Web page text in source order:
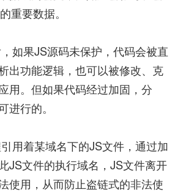
重要数据。
如果JS源码未保护，代码会被直
出功能逻辑，也可以被修改、克
用。但如果代码经过加固，分
进行的。
用着某域名下的JS文件，通过加
JS文件的执行域名，JS文件离开
使用，从而防止盗链式的非法使